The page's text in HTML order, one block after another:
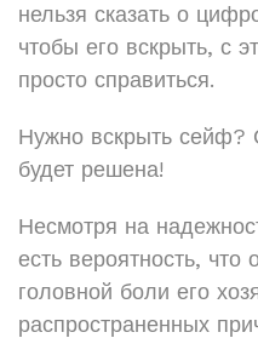
нельзя сказать о
чтобы его вскрыть, с
просто справиться.
Нужно вскрыть сейф?
будет решена!
Несмотря на
есть вероятность, что
головной боли его
распространенных